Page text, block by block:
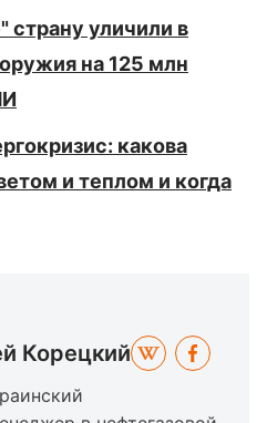
страну уличили в
на 125 млн
какова
и теплом и когда
Корецкий